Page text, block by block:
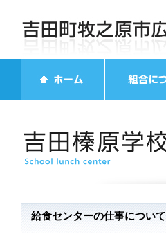
給食センターの仕事について